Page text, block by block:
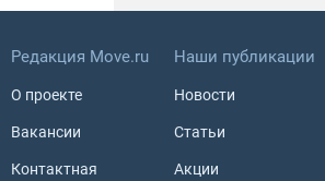
Редакция Move.ru
О проекте
Вакансии
Контактная
Наши публикации
Новости
Статьи
Акции